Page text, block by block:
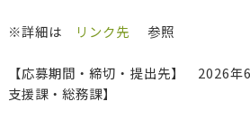
※詳細は リンク先 参照
【応募期間・締切・提出先】 2026
支援課・総務課】